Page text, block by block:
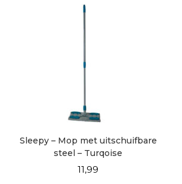
Sleepy – Mop met uitschuifbare
steel – Turqoise
11,99